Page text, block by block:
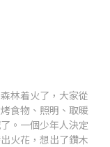
林着火了，大家從
食物、照明、取暖
。一個少年人決定
火花，想出了鑽木